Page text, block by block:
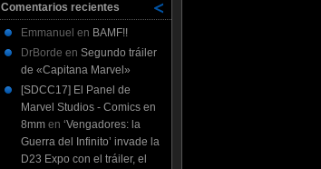
Comentarios recientes
Emmanuel en BAMF!!
DrBorde en Segundo tráiler
de «Capitana Marvel»
[SDCC17] El Panel de
Marvel Studios - Comics en
8mmen ‘Vengadores: la
Guerra del Infinito’ invade la
D23 Expo con el tráiler, el